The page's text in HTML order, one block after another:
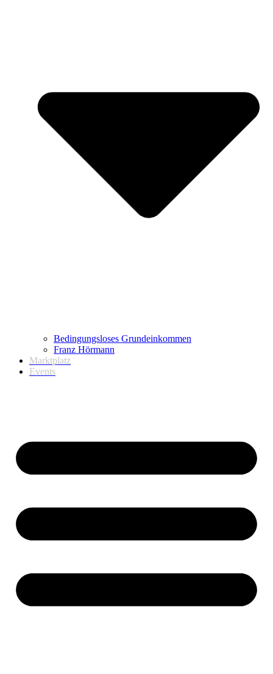
Bedingungsloses Grundeinkommen
Franz Hörmann
Marktplatz
Events